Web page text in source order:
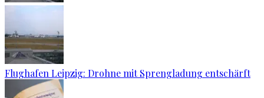
Flughafen Leipzig: Drohne mit Sprengladung entschärft